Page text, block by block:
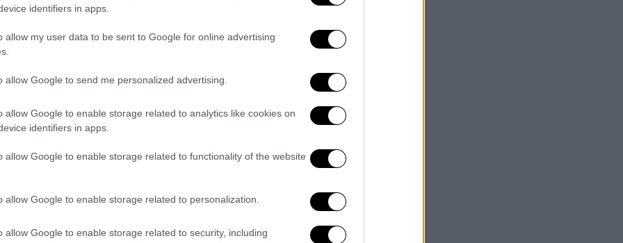
identifiers in apps.
allow my user data to be sent to Google for online advertising
allow Google to send me personalized advertising.
allow Google to enable storage related to analytics like cookies on
identifiers in apps.
allow Google to enable storage related to functionality of the website
allow Google to enable storage related to personalization.
allow Google to enable storage related to security, including
εθελοντή διασώστη,
στο ακρωτήριο «ΓΚΑΤΖΑ» εντός όρμου
στη συνέχεια τους μετέφερε με ασφάλεια
τους.
οι
διασώστη και στη συνέχεια
ΕΚΑΒ στο Γενικό Νοσοκομείο
Από τη Λιμενική Αρχή Χαλκίδας,
κυρώσεων
Ρόδο: Ο εργαζόμενος «το έκανε για